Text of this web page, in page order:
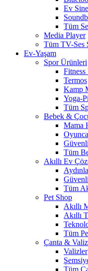
Ev
Tüm
Media Player
Tüm TV-Ses
Ev-Yaşam
Spor Ürünleri
Termos
Kamp
Yoga-
Tüm
Bebek &
Mama
Tüm
Akıllı Ev
Tüm
Pet Shop
Akıllı
Akıllı
Tüm
Çanta & Valiz
Valizler
Tüm